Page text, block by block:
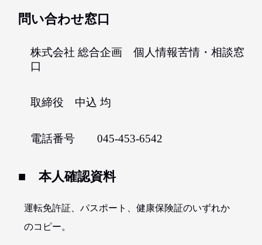
問い合わせ窓口
株式会社 総合企画 個人情報苦情・相談窓
口
取締役 中込 均
電話番号 045-453-6542
■ 本人確認資料
運転免許証、パスポート、健康保険証のいずれか
のコピー。